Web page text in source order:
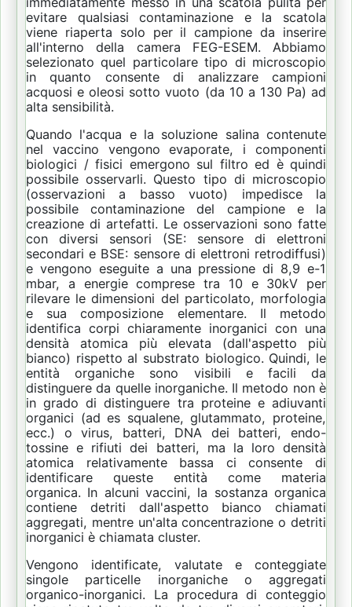
evitare qualsiasi contaminazione e la scatola
viene riaperta solo per il campione da inserire
all'interno della camera FEG-ESEM. Abbiamo
selezionato quel particolare tipo di microscopio
in quanto consente di analizzare campioni
acquosi e oleosi sotto vuoto (da 10 a 130 Pa) ad
alta sensibilità.
Quando l'acqua e la soluzione salina contenute
nel vaccino vengono evaporate, i componenti
biologici / fisici emergono sul filtro ed è quindi
possibile osservarli. Questo tipo di microscopio
(osservazioni a basso vuoto) impedisce la
possibile contaminazione del campione e la
creazione di artefatti. Le osservazioni sono fatte
con diversi sensori (SE: sensore di elettroni
secondari e BSE: sensore di elettroni retrodiffusi)
e vengono eseguite a una pressione di 8,9 e-1
mbar, a energie comprese tra 10 e 30kV per
rilevare le dimensioni del particolato, morfologia
e sua composizione elementare. Il metodo
identifica corpi chiaramente inorganici con una
densità atomica più elevata (dall'aspetto più
bianco) rispetto al substrato biologico. Quindi, le
entità organiche sono visibili e facili da
distinguere da quelle inorganiche. Il metodo non è
in grado di distinguere tra proteine ​​e adiuvanti
organici (ad es squalene, glutammato, proteine,
ecc.) o virus, batteri, DNA dei batteri, endo-
tossine e rifiuti dei batteri, ma la loro densità
atomica relativamente bassa ci consente di
identificare queste entità come materia
organica. In alcuni vaccini, la sostanza organica
contiene detriti dall'aspetto bianco chiamati
aggregati, mentre un'alta concentrazione o detriti
inorganici è chiamata cluster.
Vengono identificate, valutate e conteggiate
singole particelle inorganiche o aggregati
organico-inorganici. La procedura di conteggio